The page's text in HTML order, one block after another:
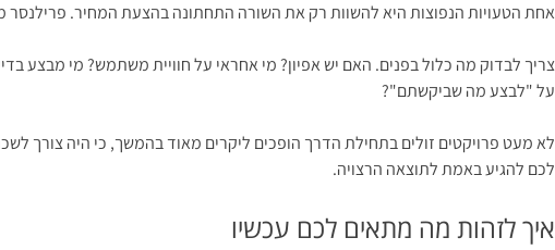
אחת הטעויות הנפוצות היא להשוות רק את השורה התחתונה בהצעת המחיר. פרילנסר מציע 25 אלף שקל, חברה מציעה 60 אלף שקל, ונראה שהתשובה ברורה. אבל ההשוואה הזו לא תמיד הוגנת, כי לעיתים לא קונים את
צריך לבדוק מה כלול בפנים. האם יש אפיון? מי אחראי על חוויית משתמש? מי מבצע
על "לבצע מה שביקשתם"?
לא מעט פרויקטים זולים בתחילת הדרך הופכים ליקרים מאוד בהמשך, כי היה
לכם להגיע באמת לתוצאה הרצויה.
איך לזהות מה מתאים לכם עכשיו